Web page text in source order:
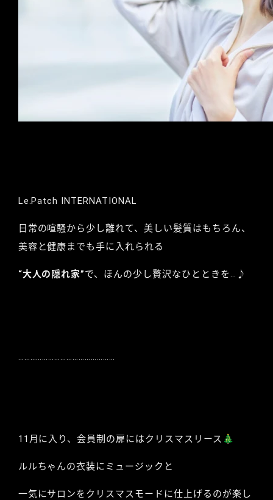
Le.Patch INTERNATIONAL
日常の喧騒から少し離れて、美しい髪質はもちろん、
美容と健康までも手に入れられる
“大人の隠れ家”で、ほんの少し贅沢なひとときを…♪
…………………………………………
11月に入り、会員制の扉にはクリスマスリース🎄
ルルちゃんの衣装にミュージックと
一気にサロンをクリスマスモードに仕上げるのが楽し